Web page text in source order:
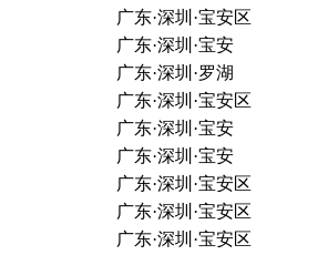
广东·深圳·宝安区
广东·深圳·宝安
广东·深圳·罗湖
广东·深圳·宝安区
广东·深圳·宝安
广东·深圳·宝安
广东·深圳·宝安区
广东·深圳·宝安区
广东·深圳·宝安区